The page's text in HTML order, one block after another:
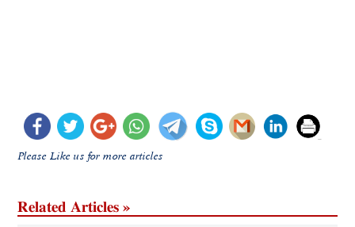
Please Like us for more articles
Related Articles »